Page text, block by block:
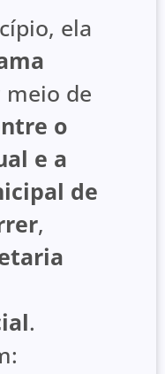
ela
meio de
o
e a
de
,
.